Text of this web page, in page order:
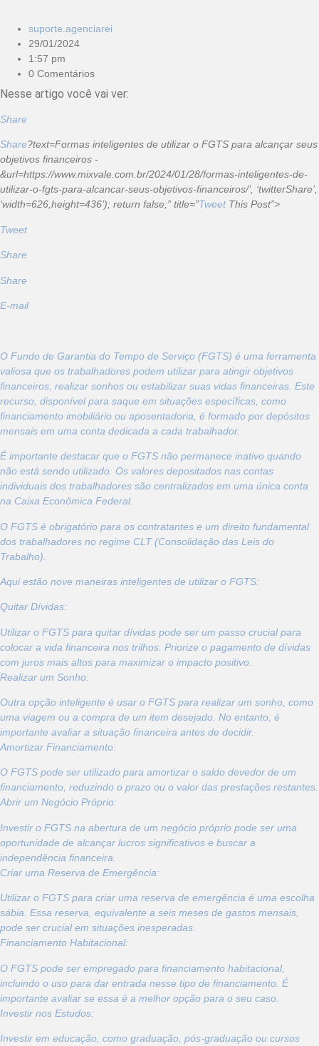
suporte.agenciarei
29/01/2024
1:57 pm
0 Comentários
Nesse artigo você vai ver:
Share
Share?text=Formas inteligentes de utilizar o FGTS para alcançar seus
objetivos financeiros -
&url=https://www.mixvale.com.br/2024/01/28/formas-inteligentes-de-
utilizar-o-fgts-para-alcancar-seus-objetivos-financeiros/’, ‘twitterShare’,
‘width=626,height=436’); return false;” title=”TweetThis Post”>
Tweet
Share
Share
E-mail
O Fundo de Garantia do Tempo de Serviço (FGTS) é uma ferramenta
valiosa que os trabalhadores podem utilizar para atingir objetivos
financeiros, realizar sonhos ou estabilizar suas vidas financeiras. Este
recurso, disponível para saque em situações específicas, como
financiamento imobiliário ou aposentadoria, é formado por depósitos
mensais em uma conta dedicada a cada trabalhador.
É importante destacar que o FGTS não permanece inativo quando
não está sendo utilizado. Os valores depositados nas contas
individuais dos trabalhadores são centralizados em uma única conta
na Caixa Econômica Federal.
O FGTS é obrigatório para os contratantes e um direito fundamental
dos trabalhadores no regime CLT (Consolidação das Leis do
Trabalho).
Aqui estão nove maneiras inteligentes de utilizar o FGTS:
Quitar Dívidas:
Utilizar o FGTS para quitar dívidas pode ser um passo crucial para
colocar a vida financeira nos trilhos. Priorize o pagamento de dívidas
com juros mais altos para maximizar o impacto positivo.
Realizar um Sonho:
Outra opção inteligente é usar o FGTS para realizar um sonho, como
uma viagem ou a compra de um item desejado. No entanto, é
importante avaliar a situação financeira antes de decidir.
Amortizar Financiamento:
O FGTS pode ser utilizado para amortizar o saldo devedor de um
financiamento, reduzindo o prazo ou o valor das prestações restantes.
Abrir um Negócio Próprio:
Investir o FGTS na abertura de um negócio próprio pode ser uma
oportunidade de alcançar lucros significativos e buscar a
independência financeira.
Criar uma Reserva de Emergência:
Utilizar o FGTS para criar uma reserva de emergência é uma escolha
sábia. Essa reserva, equivalente a seis meses de gastos mensais,
pode ser crucial em situações inesperadas.
Financiamento Habitacional:
O FGTS pode ser empregado para financiamento habitacional,
incluindo o uso para dar entrada nesse tipo de financiamento. É
importante avaliar se essa é a melhor opção para o seu caso.
Investir nos Estudos:
Investir em educação, como graduação, pós-graduação ou cursos